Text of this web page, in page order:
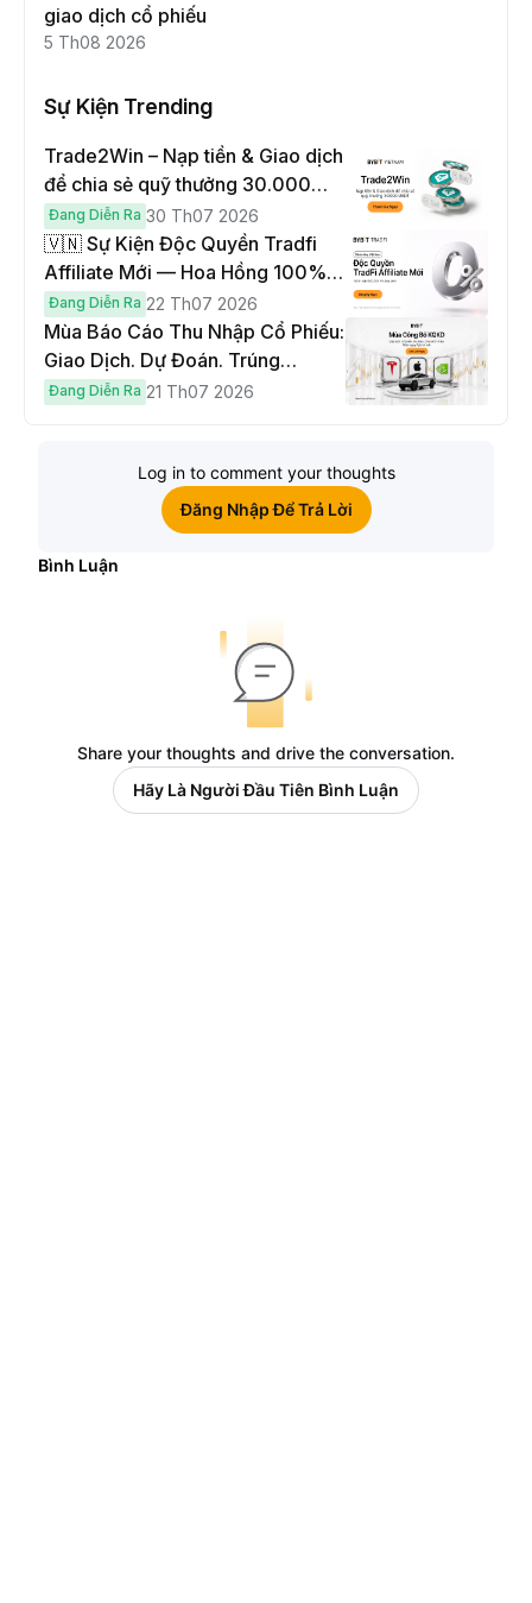
giao dịch cổ phiếu
5 Th08 2026
Sự Kiện Trending
Trade2Win – Nạp tiền & Giao dịch
để chia sẻ quỹ thưởng 30.000
USDT
Đang Diễn Ra 30 Th07 2026
🇻🇳 Sự Kiện Độc Quyền Tradfi
Affiliate Mới — Hoa Hồng 100% &
Hoàn Phí Qua Đêm
Đang Diễn Ra 22 Th07 2026
Mùa Báo Cáo Thu Nhập Cổ Phiếu:
Giao Dịch. Dự Đoán. Trúng
Cybertruck!
Đang Diễn Ra 21 Th07 2026
Log in to comment your thoughts
Đăng Nhập Để Trả Lời
Bình Luận
Share your thoughts and drive the conversation.
Hãy Là Người Đầu Tiên Bình Luận